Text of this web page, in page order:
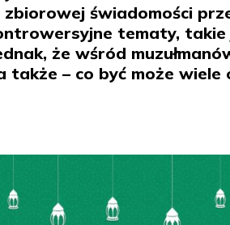
świadomości
tematy,
że wśród
także – co być może wiele